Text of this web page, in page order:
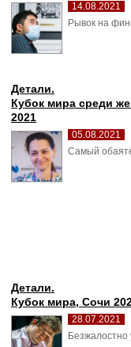
14.08.2021
Рывок на
Детали.
Кубок мира среди
2021
05.08.2021
Самый
Детали.
Кубок мира, Сочи
28.07.2021
Безжалостно